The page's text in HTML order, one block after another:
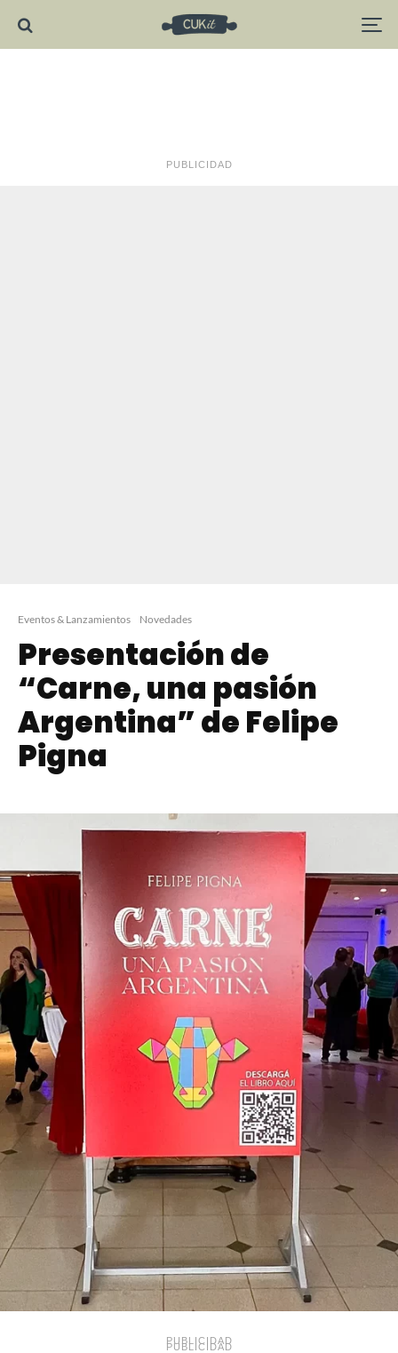
PUBLICIDAD
Eventos & Lanzamientos Novedades
Presentación de
“Carne, una pasión
Argentina” de Felipe
Pigna
PUBLICIDAD
PUBLICIDAD